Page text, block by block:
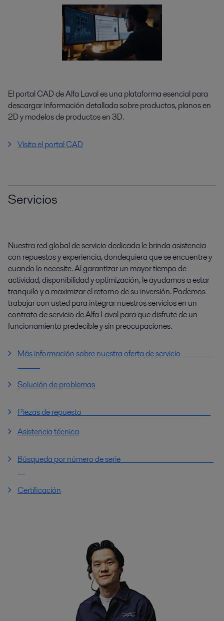
El portal CAD de Alfa Laval es una plataforma esencial para
descargar información detallada sobre productos, planos en
2D y modelos de productos en 3D.
Visita el portal CAD
Servicios
Nuestra red global de servicio dedicada le brinda asistencia
con repuestos y experiencia, dondequiera que se encuentre y
cuando lo necesite. Al garantizar un mayor tiempo de
actividad, disponibilidad y optimización, le ayudamos a estar
tranquilo y a maximizar el retorno de su inversión. Podemos
trabajar con usted para integrar nuestros servicios en un
contrato de servicio de Alfa Laval para que disfrute de un
funcionamiento predecible y sin preocupaciones.
Más información sobre nuestra oferta de servicio
Solución de problemas
Piezas de repuesto
Asistencia técnica
Búsqueda por número de serie
Certificación